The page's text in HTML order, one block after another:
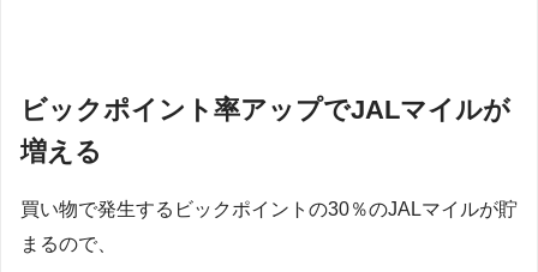
ビックポイント率アップでJALマイルが
増える
買い物で発生するビックポイントの30％のJALマイルが貯
まるので、